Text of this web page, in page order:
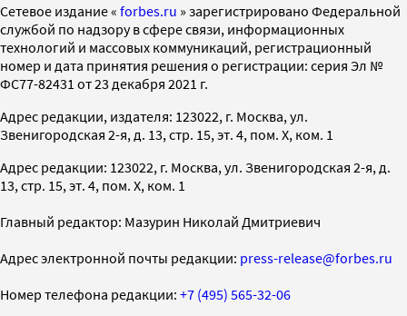
Cетевое издание « forbes.ru » зарегистрировано Федеральной
службой по надзору в сфере связи, информационных
технологий и массовых коммуникаций, регистрационный
номер и дата принятия решения о регистрации: серия Эл №
ФС77-82431 от 23 декабря 2021 г.
Адрес редакции, издателя: 123022, г. Москва, ул.
Звенигородская 2-я, д. 13, стр. 15, эт. 4, пом. X, ком. 1
Адрес редакции: 123022, г. Москва, ул. Звенигородская 2-я, д.
13, стр. 15, эт. 4, пом. X, ком. 1
Главный редактор: Мазурин Николай Дмитриевич
Адрес электронной почты редакции: press-release@forbes.ru
Номер телефона редакции: +7 (495) 565-32-06